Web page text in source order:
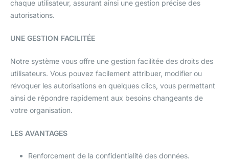
chaque utilisateur, assurant ainsi une gestion précise des
autorisations.
UNE GESTION FACILITÉE
Notre système vous offre une gestion facilitée des droits des
utilisateurs. Vous pouvez facilement attribuer, modifier ou
révoquer les autorisations en quelques clics, vous permettant
ainsi de répondre rapidement aux besoins changeants de
votre organisation.
LES AVANTAGES
Renforcement de la confidentialité des données.